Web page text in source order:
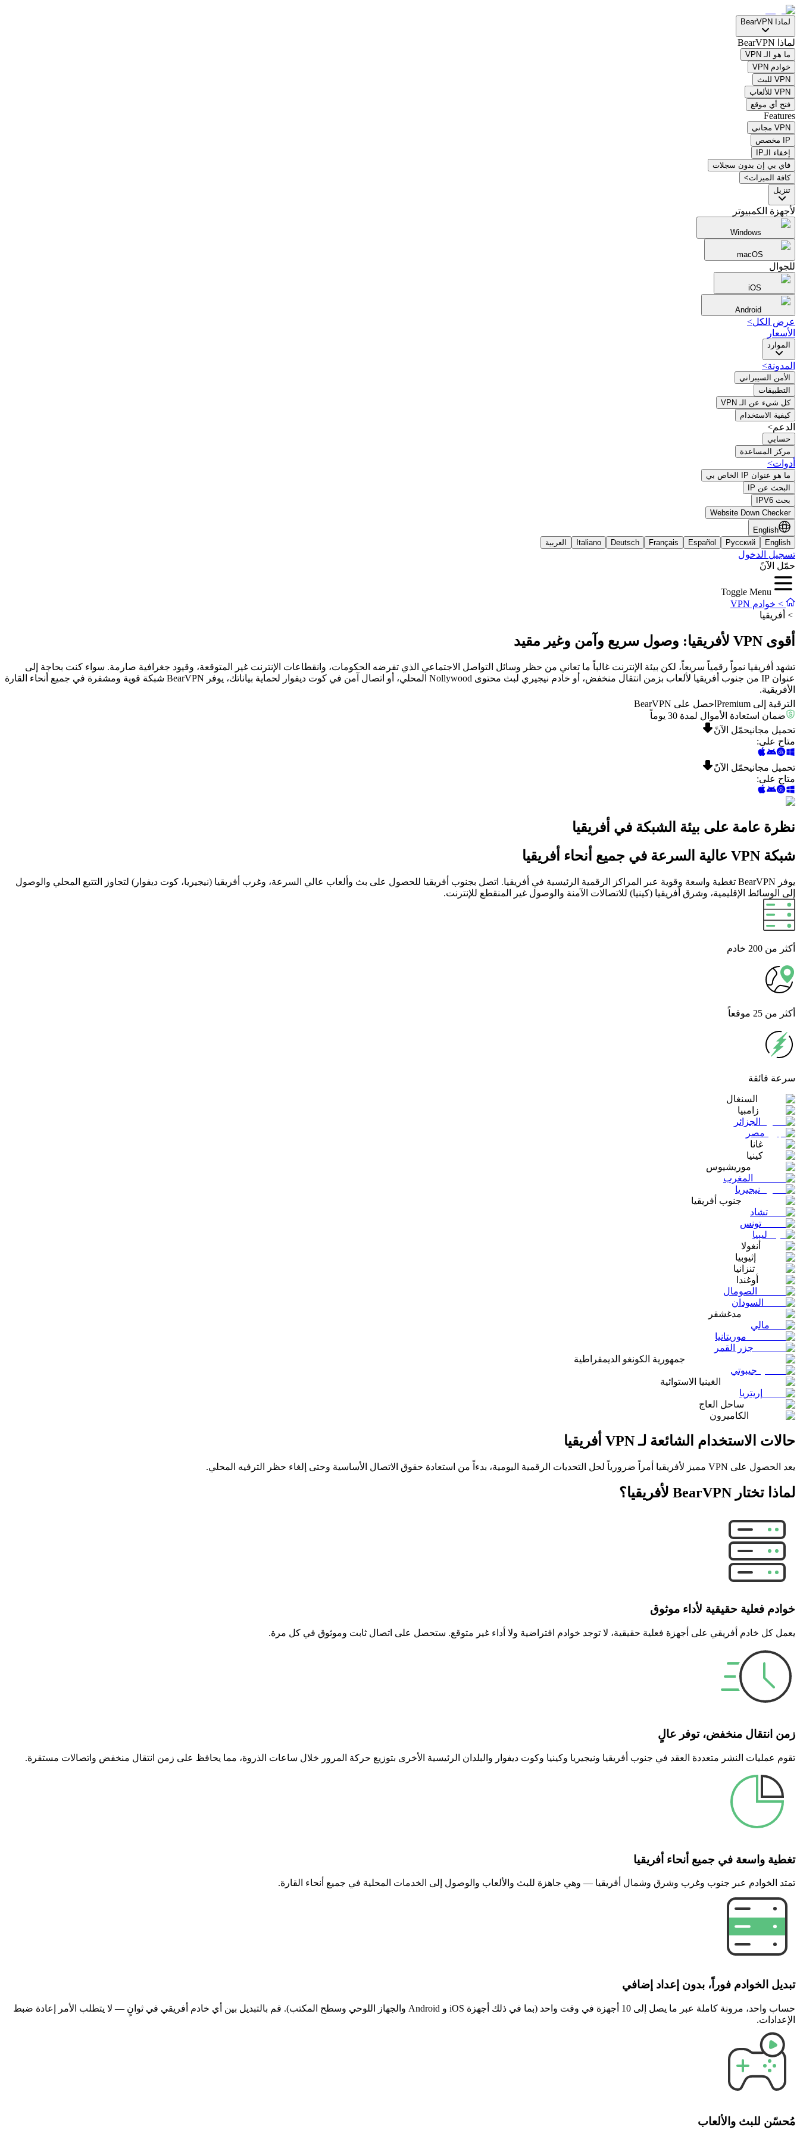
لماذا BearVPN
لماذا BearVPN
ما هو الـ VPN
خوادم VPN
VPN للبث
VPN للألعاب
فتح أي موقع
Features
VPN مجاني
IP مخصص
إخفاء الـIP
فاي بي إن بدون سجلات
كافة الميزات>
تنزيل
لأجهزة الكمبيوتر
Windows
macOS
للجوال
iOS
Android
عرض الكل>
الأسعار
الموارد
المدونة>
الأمن السيبراني
التطبيقات
كل شيء عن الـ VPN
كيفية الاستخدام
الدعم>
حسابي
مركز المساعدة
أدوات>
ما هو عنوان IP الخاص بي
البحث عن IP
بحث IPV6
Website Down Checker
English
English
Русский
Español
Français
Deutsch
Italiano العربية
تسجيل الدخول
حمّل الآنً
Toggle Menu
> خوادم VPN
> أفريقيا
أقوى VPN لأفريقيا: وصول سريع وآمن وغير مقيد
تشهد أفريقيا نمواً رقمياً سريعاً، لكن بيئة الإنترنت غالباً ما تعاني من حظر وسائل التواصل الاجتماعي الذي تفرضه الحكومات، وانقطاعات الإنترنت غير المتوقعة، وقيود جغرافية صارمة. سواء كنت بحاجة إلى
عنوان IP من جنوب أفريقيا لألعاب بزمن انتقال منخفض، أو خادم نيجيري لبث محتوى Nollywood المحلي، أو اتصال آمن في كوت ديفوار لحماية بياناتك، يوفر BearVPN شبكة قوية ومشفرة في جميع أنحاء القارة
الأفريقية.
الترقية إلى Premium
احصل على BearVPN
ضمان استعادة الأموال لمدة 30 يوماً
تحميل مجانيحمّل الآنً
متاح على:
تحميل مجانيحمّل الآنً
متاح على:
نظرة عامة على بيئة الشبكة في أفريقيا
شبكة VPN عالية السرعة في جميع أنحاء أفريقيا
يوفر BearVPN تغطية واسعة وقوية عبر المراكز الرقمية الرئيسية في أفريقيا. اتصل بجنوب أفريقيا للحصول على بث وألعاب عالي السرعة، وغرب أفريقيا (نيجيريا، كوت ديفوار) لتجاوز التتبع المحلي والوصول
إلى الوسائط الإقليمية، وشرق أفريقيا (كينيا) للاتصالات الآمنة والوصول غير المنقطع للإنترنت.
أكثر من 200 خادم
أكثر من 25 موقعاً
سرعة فائقة
السنغال
زامبيا
الجزائر
مصر
غانا
كينيا
موريشيوس
المغرب
نيجيريا
جنوب أفريقيا
تشاد
تونس
ليبيا
أنغولا
إثيوبيا
تنزانيا
أوغندا
الصومال
السودان
مدغشقر
مالي
موريتانيا
جزر القمر
جمهورية الكونغو الديمقراطية
جيبوتي
الغينيا الاستوائية
إريتريا
ساحل العاج
الكاميرون
حالات الاستخدام الشائعة لـ VPN أفريقيا
يعد الحصول على VPN مميز لأفريقيا أمراً ضرورياً لحل التحديات الرقمية اليومية، بدءاً من استعادة حقوق الاتصال الأساسية وحتى إلغاء حظر الترفيه المحلي.
لماذا تختار BearVPN لأفريقيا؟
خوادم فعلية حقيقية لأداء موثوق
يعمل كل خادم أفريقي على أجهزة فعلية حقيقية، لا توجد خوادم افتراضية ولا أداء غير متوقع. ستحصل على اتصال ثابت وموثوق في كل مرة.
زمن انتقال منخفض، توفر عالٍ
تقوم عمليات النشر متعددة العقد في جنوب أفريقيا ونيجيريا وكينيا وكوت ديفوار والبلدان الرئيسية الأخرى بتوزيع حركة المرور خلال ساعات الذروة، مما يحافظ على زمن انتقال منخفض واتصالات مستقرة.
تغطية واسعة في جميع أنحاء أفريقيا
تمتد الخوادم عبر جنوب وغرب وشرق وشمال أفريقيا — وهي جاهزة للبث والألعاب والوصول إلى الخدمات المحلية في جميع أنحاء القارة.
تبديل الخوادم فوراً، بدون إعداد إضافي
حساب واحد، مرونة كاملة عبر ما يصل إلى 10 أجهزة في وقت واحد (بما في ذلك أجهزة iOS و Android والجهاز اللوحي وسطح المكتب). قم بالتبديل بين أي خادم أفريقي في ثوانٍ — لا يتطلب الأمر إعادة ضبط
الإعدادات.
مُحسّن للبث والألعاب